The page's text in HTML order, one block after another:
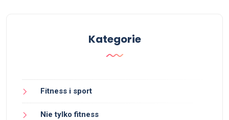
Kategorie
Fitness i sport
Nie tylko fitness